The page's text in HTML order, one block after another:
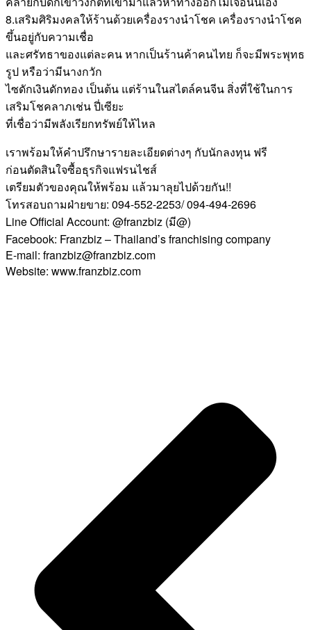
8.เสริมศิริมงคลให้ร้านด้วยเครื่องรางนำโชค เครื่องรางนำโชค
ขึ้นอยู่กับความเชื่อ
และศรัทธาของแต่ละคน หากเป็นร้านค้าคนไทย ก็จะมีพระพุทธ
รูป หรือว่ามีนางกวัก
ไซดักเงินดักทอง เป็นต้น แต่ร้านในสไตล์คนจีน สิ่งที่ใช้ในการ
เสริมโชคลาภเช่น ปี่เซียะ
ที่เชื่อว่ามีพลังเรียกทรัพย์ให้ไหล
เราพร้อมให้คำปรึกษารายละเอียดต่างๆ กับนักลงทุน ฟรี
ก่อนตัดสินใจซื้อธุรกิจแฟรนไชส์
เตรียมตัวของคุณให้พร้อม แล้วมาลุยไปด้วยกัน!!
โทรสอบถามฝ่ายขาย: 094-552-2253/ 094-494-2696
Line Official Account: @franzbiz (มี@)
Facebook: Franzbiz – Thailand’s franchising company
E-mail: franzbiz@franzbiz.com
Website: www.franzbiz.com